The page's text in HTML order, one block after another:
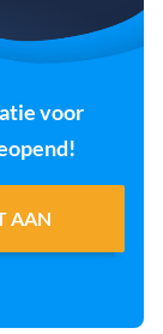
voor
AAN